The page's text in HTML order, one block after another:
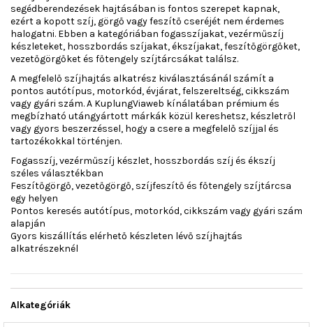
segédberendezések hajtásában is fontos szerepet kapnak,
ezért a kopott szíj, görgő vagy feszítő cseréjét nem érdemes
halogatni. Ebben a kategóriában fogasszíjakat, vezérműszíj
készleteket, hosszbordás szíjakat, ékszíjakat, feszítőgörgőket,
vezetőgörgőket és főtengely szíjtárcsákat találsz.
A megfelelő szíjhajtás alkatrész kiválasztásánál számít a
pontos autótípus, motorkód, évjárat, felszereltség, cikkszám
vagy gyári szám. A KuplungViaweb kínálatában prémium és
megbízható utángyártott márkák közül kereshetsz, készletről
vagy gyors beszerzéssel, hogy a csere a megfelelő szíjjal és
tartozékokkal történjen.
Fogasszíj, vezérműszíj készlet, hosszbordás szíj és ékszíj
széles választékban
Feszítőgörgő, vezetőgörgő, szíjfeszítő és főtengely szíjtárcsa
egy helyen
Pontos keresés autótípus, motorkód, cikkszám vagy gyári szám
alapján
Gyors kiszállítás elérhető készleten lévő szíjhajtás
alkatrészeknél
Alkategóriák